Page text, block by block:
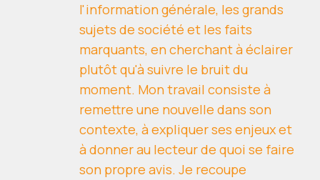
l'information générale, les grands
sujets de société et les faits
marquants, en cherchant à éclairer
plutôt qu'à suivre le bruit du
moment. Mon travail consiste à
remettre une nouvelle dans son
contexte, à expliquer ses enjeux et
à donner au lecteur de quoi se faire
son propre avis. Je recoupe